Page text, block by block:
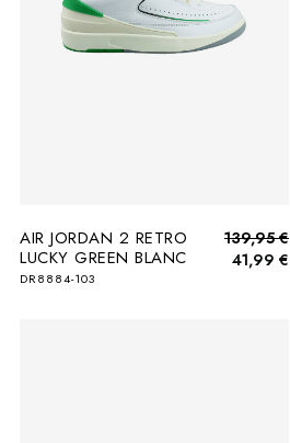
AIR JORDAN 2 RETRO
LUCKY GREEN BLANC
DR8884-103
139,95 €
41,99 €